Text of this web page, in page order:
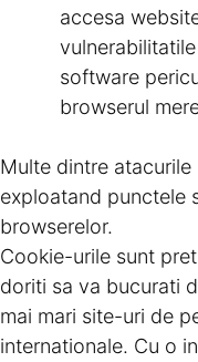
accesa
software
browserul
Multe dintre
exploatand punctele
browserelor.
Cookie-urile sunt
doriti sa va bucurati
mai mari site-uri de
internationale. Cu o